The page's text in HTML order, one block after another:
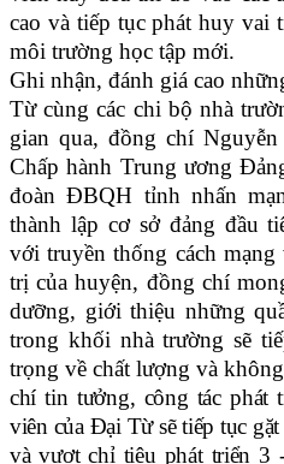
cao và tiếp tục phát huy vai
môi trường học tập mới.
Ghi nhận, đánh giá cao
Từ cùng các chi bộ nhà
gian qua, đồng chí
Chấp hành Trung ương
đoàn ĐBQH tỉnh nhấn
thành lập cơ sở đảng đầu
với truyền thống cách
trị của huyện, đồng chí
dưỡng, giới thiệu những
trong khối nhà trường sẽ
trọng về chất lượng và
chí tin tưởng, công tác phát
viên của Đại Từ sẽ tiếp tục
và vượt chỉ tiêu phát triển 3